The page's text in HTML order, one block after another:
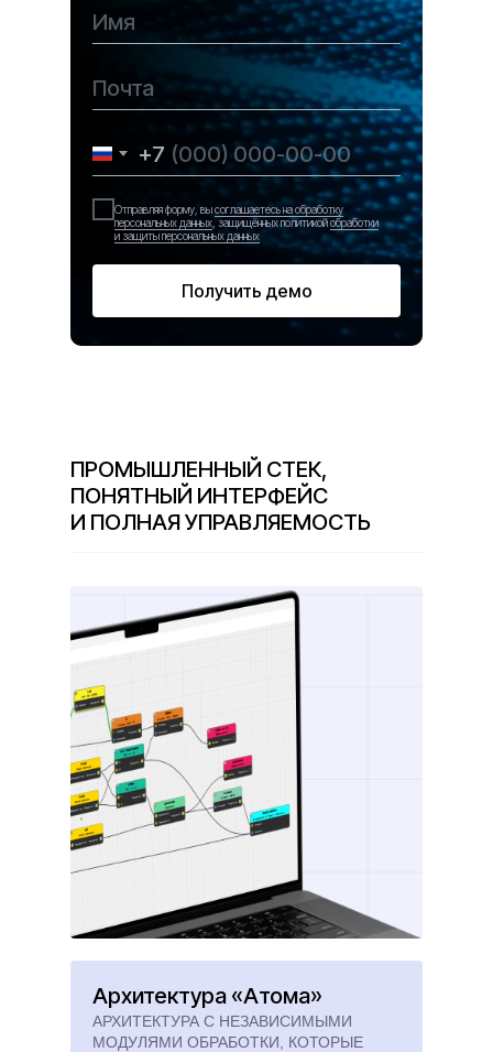
+7
Отправляя форму, высоглашаетесь на обработку
персональных данных , защищённыхполитикойобработки
и защиты персональных данных
Получить демо
ПРОМЫШЛЕННЫЙ СТЕК,
ПОНЯТНЫЙ ИНТЕРФЕЙС
И ПОЛНАЯ УПРАВЛЯЕМОСТЬ
Архитектура «Атома»
АРХИТЕКТУРА С НЕЗАВИСИМЫМИ
МОДУЛЯМИ ОБРАБОТКИ, КОТОРЫЕ